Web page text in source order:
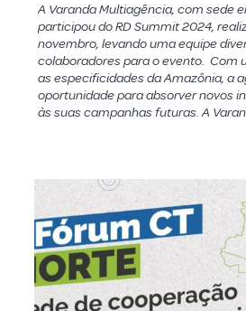
A Varanda Multiagência, com sede
participou do RD Summit 2024,
novembro, levando uma equipe
colaboradores para o evento. Com
as especificidades da Amazônia, a
oportunidade para absorver novos
às suas campanhas futuras. A